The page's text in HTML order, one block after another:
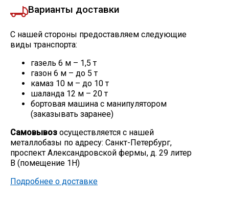
Варианты доставки
С нашей стороны предоставляем следующие
виды транспорта:
газель 6 м – 1,5 т
газон 6 м – до 5 т
камаз 10 м – до 10 т
шаланда 12 м – 20 т
бортовая машина с манипулятором
(заказывать заранее)
Самовывоз осуществляется с нашей
металлобазы по адресу: Санкт-Петербург,
проспект Александровской фермы, д. 29 литер
В (помещение 1Н)
Подробнее о доставке